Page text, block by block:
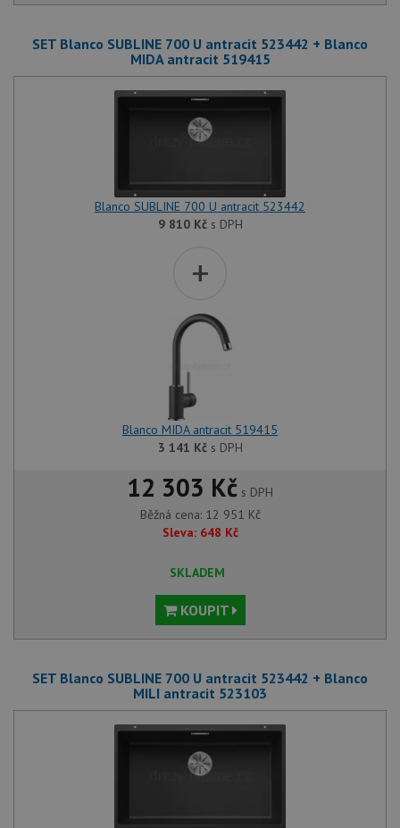
SET Blanco SUBLINE 700 U antracit 523442 + Blanco
MIDA antracit 519415
Blanco SUBLINE 700 U antracit 523442
9 810 Kčs DPH
+
Blanco MIDA antracit 519415
3 141 Kčs DPH
12 303 Kč s DPH
Běžná cena: 12 951 Kč
Sleva: 648 Kč
SKLADEM
KOUPIT
SET Blanco SUBLINE 700 U antracit 523442 + Blanco
MILI antracit 523103